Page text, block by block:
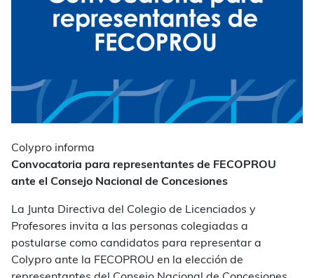
Colypro informa
Convocatoria para representantes de FECOPROU
ante el Consejo Nacional de Concesiones
La Junta Directiva del Colegio de Licenciados y
Profesores invita a las personas colegiadas a
postularse como candidatos para representar a
Colypro ante la FECOPROU en la elección de